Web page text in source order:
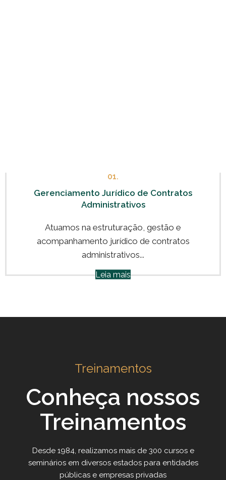
01.
Gerenciamento Jurídico de Contratos
Administrativos
Atuamos na estruturação, gestão e
acompanhamento jurídico de contratos
administrativos...
Leia mais
Treinamentos
Conheça nossos
Treinamentos
Desde 1984, realizamos mais de 300 cursos e
seminários em diversos estados para entidades
públicas e empresas privadas